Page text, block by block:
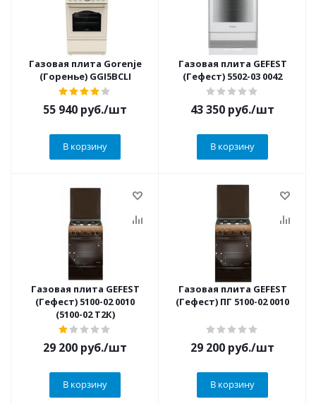
Газовая плита Gorenje
(Горенье) GGI5BCLI
55 940 руб./шт
В корзину
Газовая плита GEFEST
(Гефест) 5502-03 0042
43 350 руб./шт
В корзину
Газовая плита GEFEST
(Гефест) 5100-02 0010
(5100-02 Т2К)
29 200 руб./шт
В корзину
Газовая плита GEFEST
(Гефест) ПГ 5100-02 0010
29 200 руб./шт
В корзину